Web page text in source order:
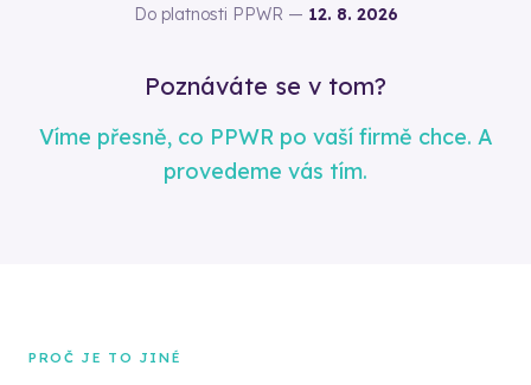
Do platnosti PPWR — 12. 8. 2026
Poznáváte se v tom?
Víme přesně, co PPWR po vaší firmě chce. A
provedeme vás tím.
PROČ JE TO JINÉ